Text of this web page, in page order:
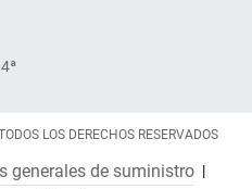
LOS DERECHOS RESERVADOS
generales de suministro